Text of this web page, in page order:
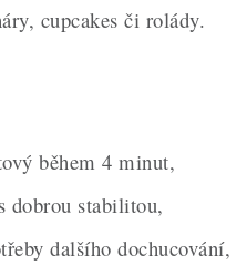
cupcakes či rolády.
během 4 minut,
s dobrou stabilitou,
dalšího dochucování,